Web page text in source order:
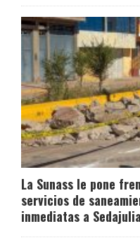
La Sunass le pone
servicios de
inmediatas a